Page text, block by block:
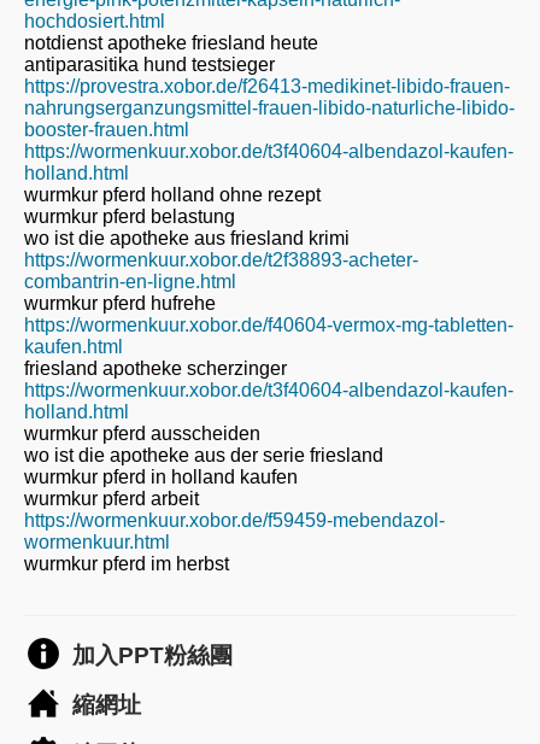
hochdosiert.html
notdienst apotheke friesland heute
antiparasitika hund testsieger
https://provestra.xobor.de/f26413-medikinet-libido-frauen-
nahrungserganzungsmittel-frauen-libido-naturliche-libido-
booster-frauen.html
https://wormenkuur.xobor.de/t3f40604-albendazol-kaufen-
holland.html
wurmkur pferd holland ohne rezept
wurmkur pferd belastung
wo ist die apotheke aus friesland krimi
https://wormenkuur.xobor.de/t2f38893-acheter-
combantrin-en-ligne.html
wurmkur pferd hufrehe
https://wormenkuur.xobor.de/f40604-vermox-mg-tabletten-
kaufen.html
friesland apotheke scherzinger
https://wormenkuur.xobor.de/t3f40604-albendazol-kaufen-
holland.html
wurmkur pferd ausscheiden
wo ist die apotheke aus der serie friesland
wurmkur pferd in holland kaufen
wurmkur pferd arbeit
https://wormenkuur.xobor.de/f59459-mebendazol-
wormenkuur.html
wurmkur pferd im herbst
加入PPT粉絲團
縮網址